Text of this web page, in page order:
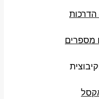
הדרכות
מספרים